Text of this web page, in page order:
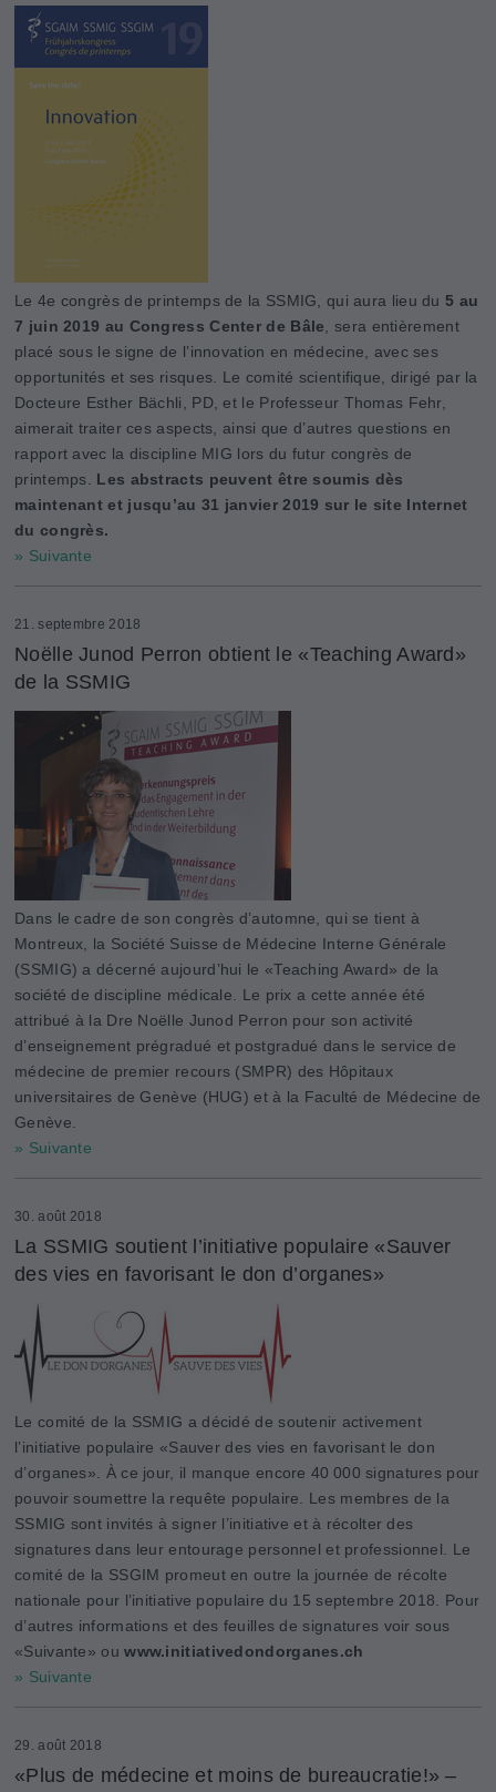
Le 4e congrès de printemps de la SSMIG, qui aura lieu du5 au
7 juin 2019 au Congress Center de Bâle , sera entièrement
placé sous le signe de l’innovation en médecine, avec ses
opportunités et ses risques. Le comité scientifique, dirigé par la
Docteure Esther Bächli, PD, et le Professeur Thomas Fehr,
aimerait traiter ces aspects, ainsi que d’autres questions en
rapport avec la discipline MIG lors du futur congrès de
printemps. Les abstracts peuvent être soumis dès
maintenant et jusqu’au 31 janvier 2019 sur le site Internet
du congrès.
» Suivante
21. septembre 2018
Noëlle Junod Perron obtient le «Teaching Award»
de la SSMIG
Dans le cadre de son congrès d’automne, qui se tient à
Montreux, la Société Suisse de Médecine Interne Générale
(SSMIG) a décerné aujourd’hui le «Teaching Award» de la
société de discipline médicale. Le prix a cette année été
attribué à la Dre Noëlle Junod Perron pour son activité
d’enseignement prégradué et postgradué dans le service de
médecine de premier recours (SMPR) des Hôpitaux
universitaires de Genève (HUG) et à la Faculté de Médecine de
Genève.
» Suivante
30. août 2018
La SSMIG soutient l’initiative populaire «Sauver
des vies en favorisant le don d’organes»
Le comité de la SSMIG a décidé de soutenir activement
l’initiative populaire «Sauver des vies en favorisant le don
d’organes». À ce jour, il manque encore 40 000 signatures pour
pouvoir soumettre la requête populaire. Les membres de la
SSMIG sont invités à signer l’initiative et à récolter des
signatures dans leur entourage personnel et professionnel. Le
comité de la SSGIM promeut en outre la journée de récolte
nationale pour l’initiative populaire du 15 septembre 2018. Pour
d’autres informations et des feuilles de signatures voir sous
«Suivante» ouwww.initiativedondorganes.ch
» Suivante
29. août 2018
«Plus de médecine et moins de bureaucratie!» –